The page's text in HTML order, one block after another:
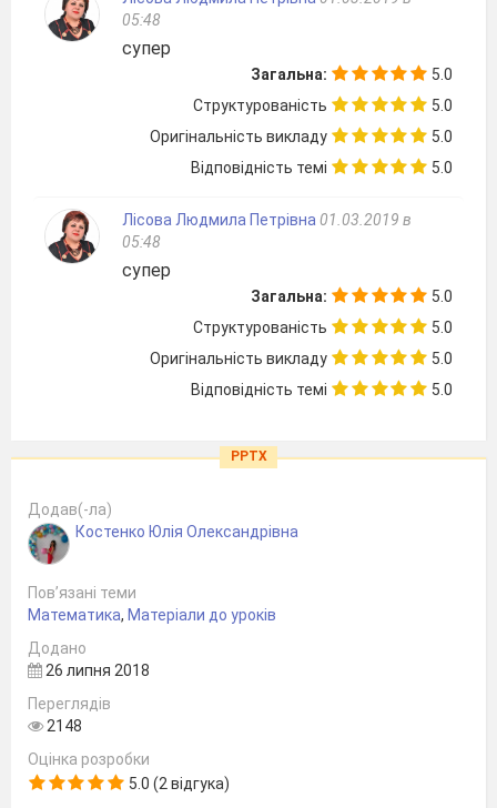
05:48
супер
Загальна:
5.0
Структурованість
5.0
Оригінальність викладу
5.0
Відповідність темі
5.0
Лісова Людмила Петрівна 01.03.2019 в
05:48
супер
Загальна:
5.0
Структурованість
5.0
Оригінальність викладу
5.0
Відповідність темі
5.0
PPTX
Додав(-ла)
Костенко Юлія Олександрівна
Пов’язані теми
Математика, Матеріали до уроків
Додано
26 липня 2018
Переглядів
2148
Оцінка розробки
5.0 (2 відгука)